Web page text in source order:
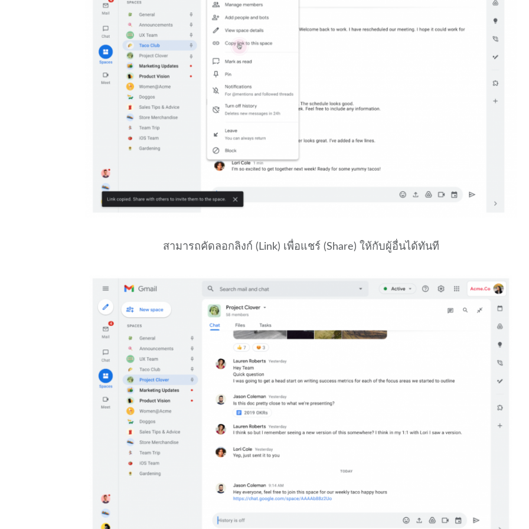
สามารถคัดลอกลิงก์ (Link) เพื่อแชร์ (Share) ให้กับผู้อื่นได้ทันที